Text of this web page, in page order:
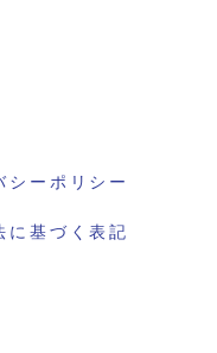
シーポリシー
に基づく表記